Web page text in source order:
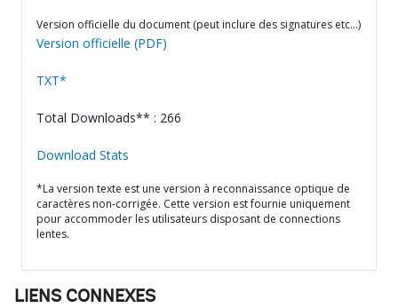
Version officielle du document (peut inclure des signatures etc…)
Version officielle (PDF)
TXT*
Total Downloads** : 266
Download Stats
*La version texte est une version à reconnaissance optique de
caractères non-corrigée. Cette version est fournie uniquement
pour accommoder les utilisateurs disposant de connections
lentes.
LIENS CONNEXES